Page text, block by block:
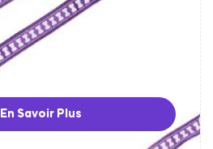
En Savoir Plus